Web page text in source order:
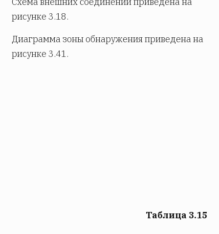
рисунке 3.18.
Диаграмма зоны обнаружения приведена на
рисунке 3.41.
Таблица 3.15